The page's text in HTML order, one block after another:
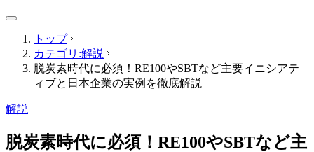
トップ
カテゴリ:解説
脱炭素時代に必須！RE100やSBTなど主要イニシアテ
ィブと日本企業の実例を徹底解説
解説
脱炭素時代に必須！RE100やSBTなど主